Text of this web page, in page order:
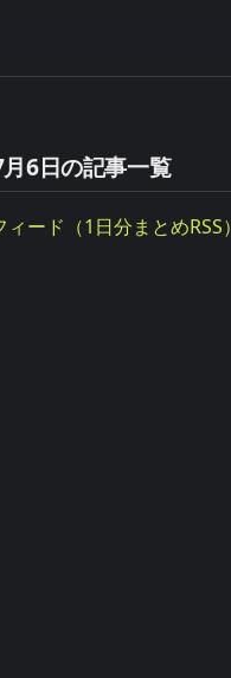
6日の記事一覧
ード（1日分まとめRSS）